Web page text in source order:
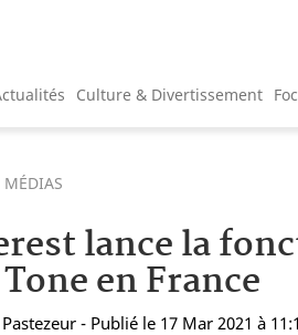
Culture & Divertissement
MÉDIAS
lance la
en France
- Publié le 17 Mar 2021 à